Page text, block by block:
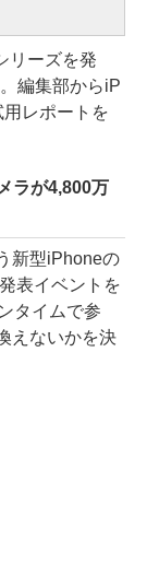
リーズを発
編集部からiP
レポートを
ラが4,800万
新型iPhoneの
表イベントを
タイムで参
えないかを決